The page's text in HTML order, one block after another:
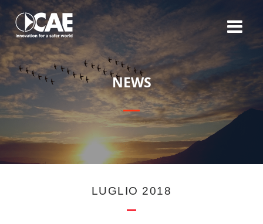
NEWS
LUGLIO 2018